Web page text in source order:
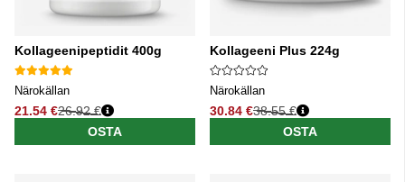
Kollageenipeptidit 400g
Närokällan
21.54 €
Normaali hinta
26.92 €
OSTA
Kollageeni Plus 224g
Närokällan
30.84 €
Normaali hinta
38.55 €
OSTA